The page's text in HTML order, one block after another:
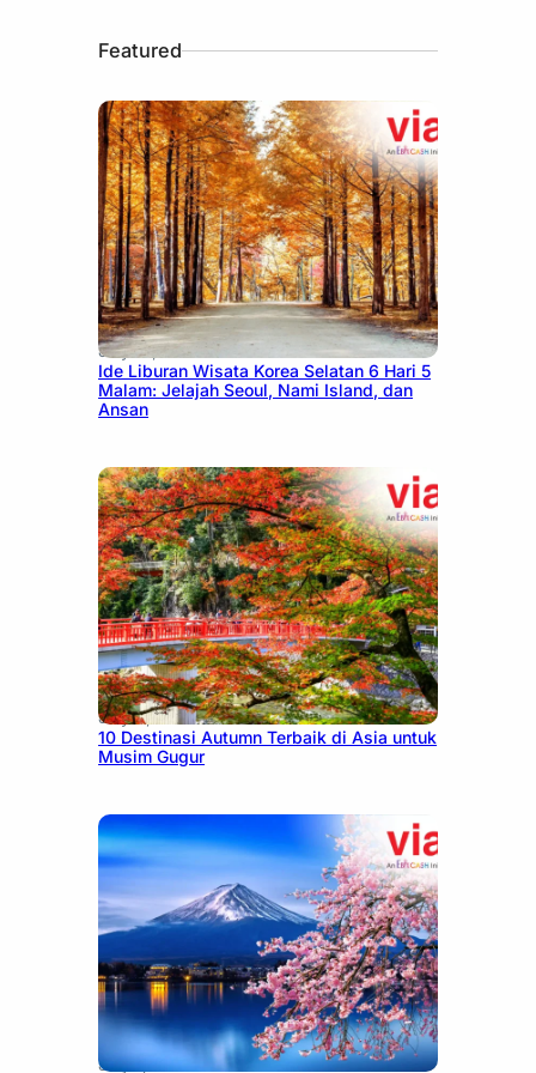
Featured
July 15, 2026
Ide Liburan Wisata Korea Selatan 6 Hari 5
Malam: Jelajah Seoul, Nami Island, dan
Ansan
July 9, 2026
10 Destinasi Autumn Terbaik di Asia untuk
Musim Gugur
July 7, 2026